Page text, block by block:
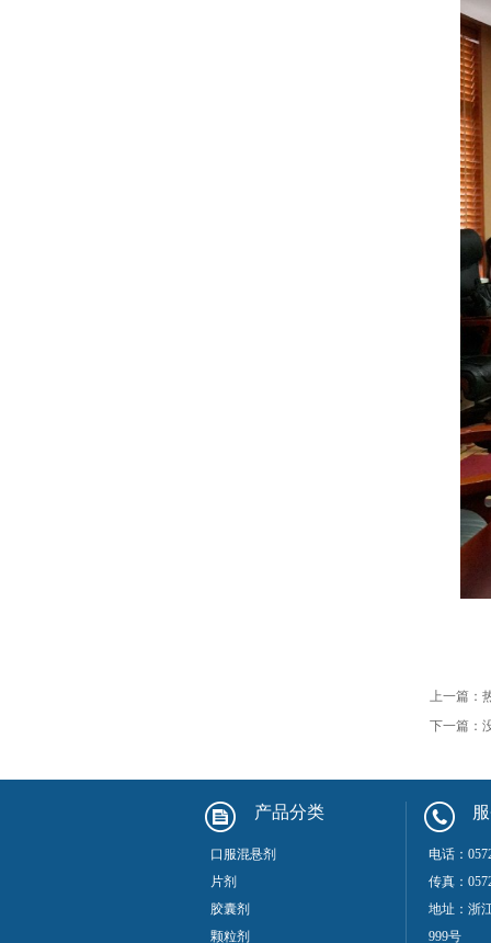
上一篇：
下一篇：
产品分类
口服混悬剂
片剂
胶囊剂
颗粒剂
电话：
传真：
地址：浙
999号